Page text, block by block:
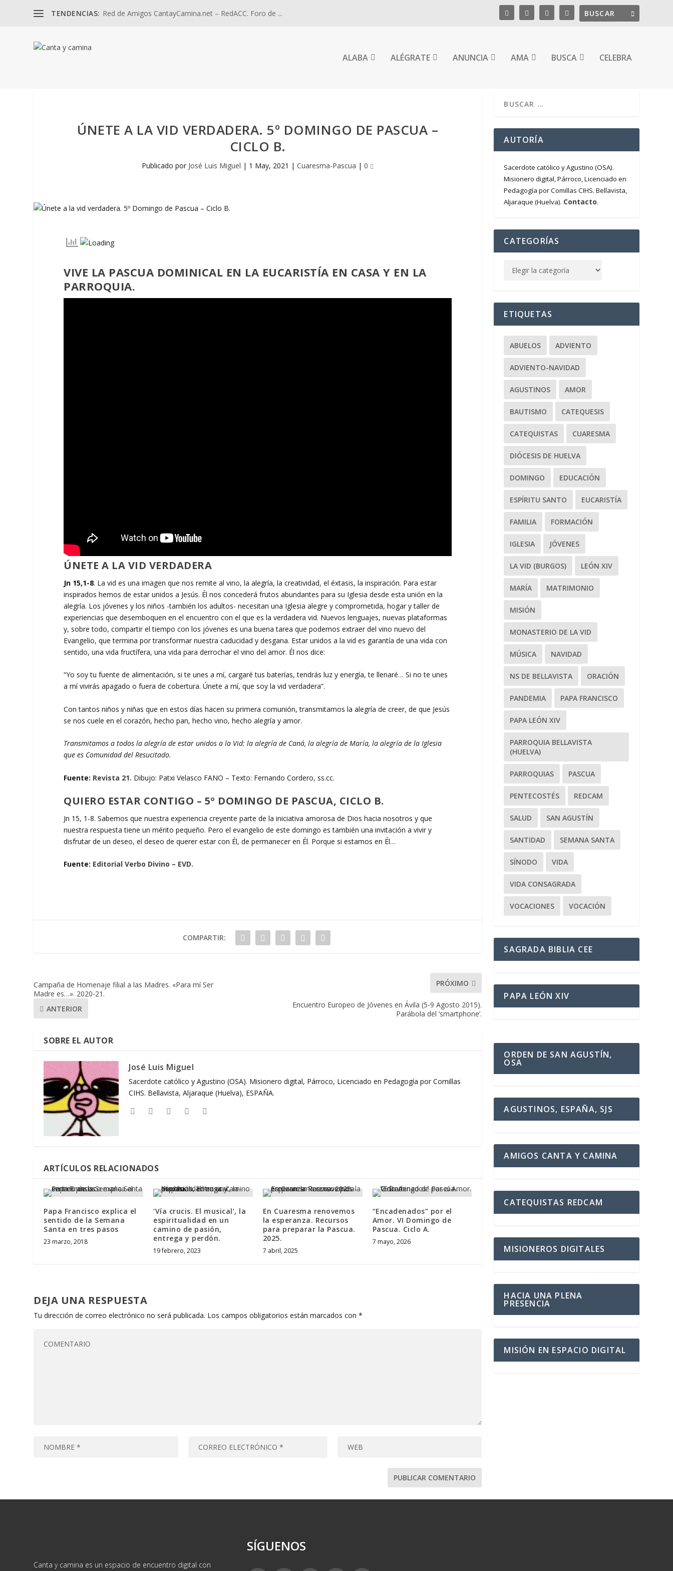
TENDENCIAS: Red de Amigos CantayCamina.net – RedACC. Foro de ...
ALABA ALÉGRATE ANUNCIA AMA BUSCA CELEBRA
ÚNETE A LA VID VERDADERA. 5º DOMINGO DE PASCUA –
CICLO B.
Publicado por José Luis Miguel | 1 May, 2021 |Cuaresma-Pascua |0
VIVE LA PASCUA DOMINICAL EN LA EUCARISTÍA EN CASA Y EN LA
PARROQUIA.
ÚNETE A LA VID VERDADERA
Jn 15,1-8. La vid es una imagen que nos remite al vino, la alegría, la creatividad, el éxtasis, la inspiración. Para estar
inspirados hemos de estar unidos a Jesús. Él nos concederá frutos abundantes para su Iglesia desde esta unión en la
alegría. Los jóvenes y los niños -también los adultos- necesitan una Iglesia alegre y comprometida, hogar y taller de
experiencias que desemboquen en el encuentro con el que es la verdadera vid. Nuevos lenguajes, nuevas plataformas
y, sobre todo, compartir el tiempo con los jóvenes es una buena tarea que podemos extraer del vino nuevo del
Evangelio, que termina por transformar nuestra caducidad y desgana. Estar unidos a la vid es garantía de una vida con
sentido, una vida fructífera, una vida para derrochar el vino del amor. Él nos dice:
“Yo soy tu fuente de alimentación, si te unes a mí, cargaré tus baterías, tendrás luz y energía, te llenaré… Si no te unes
a mí vivirás apagado o fuera de cobertura. Únete a mí, que soy la vid verdadera”.
Con tantos niños y niñas que en estos días hacen su primera comunión, transmitamos la alegría de creer, de que Jesús
se nos cuele en el corazón, hecho pan, hecho vino, hecho alegría y amor.
Transmitamos a todos la alegría de estar unidos a la Vid: la alegría de Caná, la alegría de María, la alegría de la Iglesia
que es Comunidad del Resucitado.
Fuente: Revista 21. Dibujo: Patxi Velasco FANO – Texto: Fernando Cordero, ss.cc.
QUIERO ESTAR CONTIGO – 5º DOMINGO DE PASCUA, CICLO B.
Jn 15, 1-8. Sabemos que nuestra experiencia creyente parte de la iniciativa amorosa de Dios hacia nosotros y que
nuestra respuesta tiene un mérito pequeño. Pero el evangelio de este domingo es también una invitación a vivir y
disfrutar de un deseo, el deseo de querer estar con Él, de permanecer en Él. Porque si estamos en Él…
Fuente: Editorial Verbo Divino – EVD.
COMPARTIR:
Campaña de Homenaje filial a las Madres. «Para mí Ser
Madre es…». 2020-21.
ANTERIOR
PRÓXIMO
Encuentro Europeo de Jóvenes en Ávila (5-9 Agosto 2015).
Parábola del ‘smartphone’.
SOBRE EL AUTOR
José Luis Miguel
Sacerdote católico y Agustino (OSA). Misionero digital, Párroco, Licenciado en Pedagogía por Comillas
CIHS. Bellavista, Aljaraque (Huelva), ESPAÑA.
ARTÍCULOS RELACIONADOS
Papa Francisco explica el
sentido de la Semana
Santa en tres pasos
23 marzo, 2018
‘Vía crucis. El musical’, la
espiritualidad en un
camino de pasión,
entrega y perdón.
19 febrero, 2023
En Cuaresma renovemos
la esperanza. Recursos
para preparar la Pascua.
2025.
7 abril, 2025
“Encadenados” por el
Amor. VI Domingo de
Pascua. Ciclo A.
7 mayo, 2026
DEJA UNA RESPUESTA
Tu dirección de correo electrónico no será publicada. Los campos obligatorios están marcados con*
AUTORÍA
Sacerdote católico y Agustino (OSA).
Misionero digital, Párroco, Licenciado en
Pedagogía por Comillas CIHS. Bellavista,
Aljaraque (Huelva). Contacto.
CATEGORÍAS
ETIQUETAS
ABUELOS ADVIENTO
ADVIENTO-NAVIDAD
AGUSTINOS AMOR
BAUTISMO CATEQUESIS
CATEQUISTAS CUARESMA
DIÓCESIS DE HUELVA
DOMINGO EDUCACIÓN
ESPÍRITU SANTO EUCARISTÍA
FAMILIA FORMACIÓN
IGLESIA JÓVENES
LA VID (BURGOS) LEÓN XIV
MARÍA MATRIMONIO
MISIÓN
MONASTERIO DE LA VID
MÚSICA NAVIDAD
NS DE BELLAVISTA ORACIÓN
PANDEMIA PAPA FRANCISCO
PAPA LEÓN XIV
PARROQUIA BELLAVISTA
(HUELVA)
PARROQUIAS PASCUA
PENTECOSTÉS REDCAM
SALUD SAN AGUSTÍN
SANTIDAD SEMANA SANTA
SÍNODO VIDA
VIDA CONSAGRADA
VOCACIONES VOCACIÓN
SAGRADA BIBLIA CEE
PAPA LEÓN XIV
ORDEN DE SAN AGUSTÍN,
OSA
AGUSTINOS, ESPAÑA, SJS
AMIGOS CANTA Y CAMINA
CATEQUISTAS REDCAM
MISIONEROS DIGITALES
HACIA UNA PLENA
PRESENCIA
MISIÓN EN ESPACIO DIGITAL
Canta y camina es un espacio de encuentro digital con
SÍGUENOS